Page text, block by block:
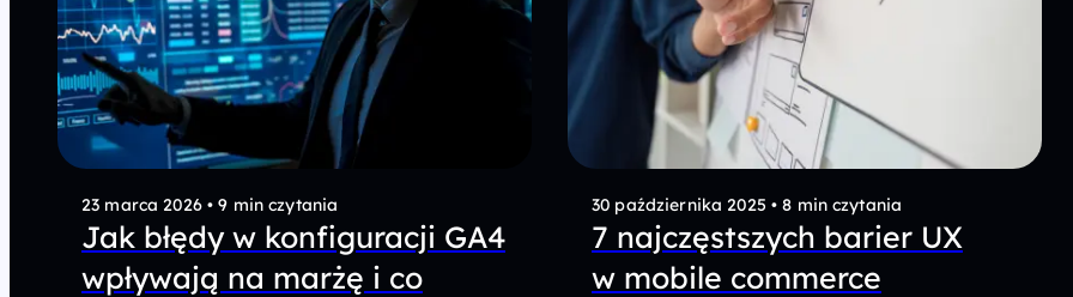
23 marca 2026 • 9 min czytania
Jak błędy w konfiguracji GA4
wpływają na marżę i co
30 października 2025 • 8 min czytania
7 najczęstszych barier UX
w mobile commerce